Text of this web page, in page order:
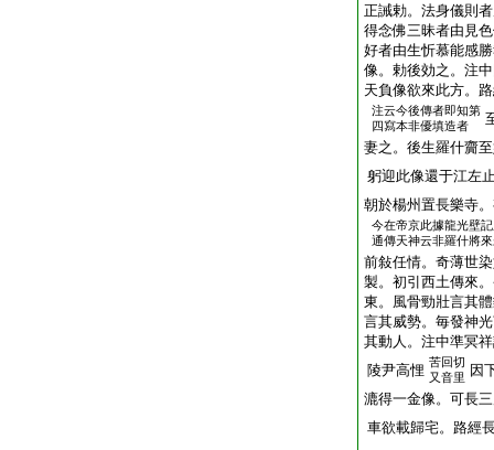
正誡勅。法身儀則
得念佛三昧者由見
好者由生忻慕能感
像。勅後効之。注
天負像欲來此方。
注云今後傳者即知第
四寫本非優填造者
妻之。後生羅什齎
躬迎此像還于江左
朝於楊州置長樂寺
今在帝京此據龍光壁
通傳天神云非羅什將
前敍任情。奇薄世
製。初引西土傳來
東。風骨勁壯言其
言其威勢。毎發神
其動人。注中準冥
陵尹高悝 苦回切
又音里 因
漉得一金像。可長
車欲載歸宅。路經